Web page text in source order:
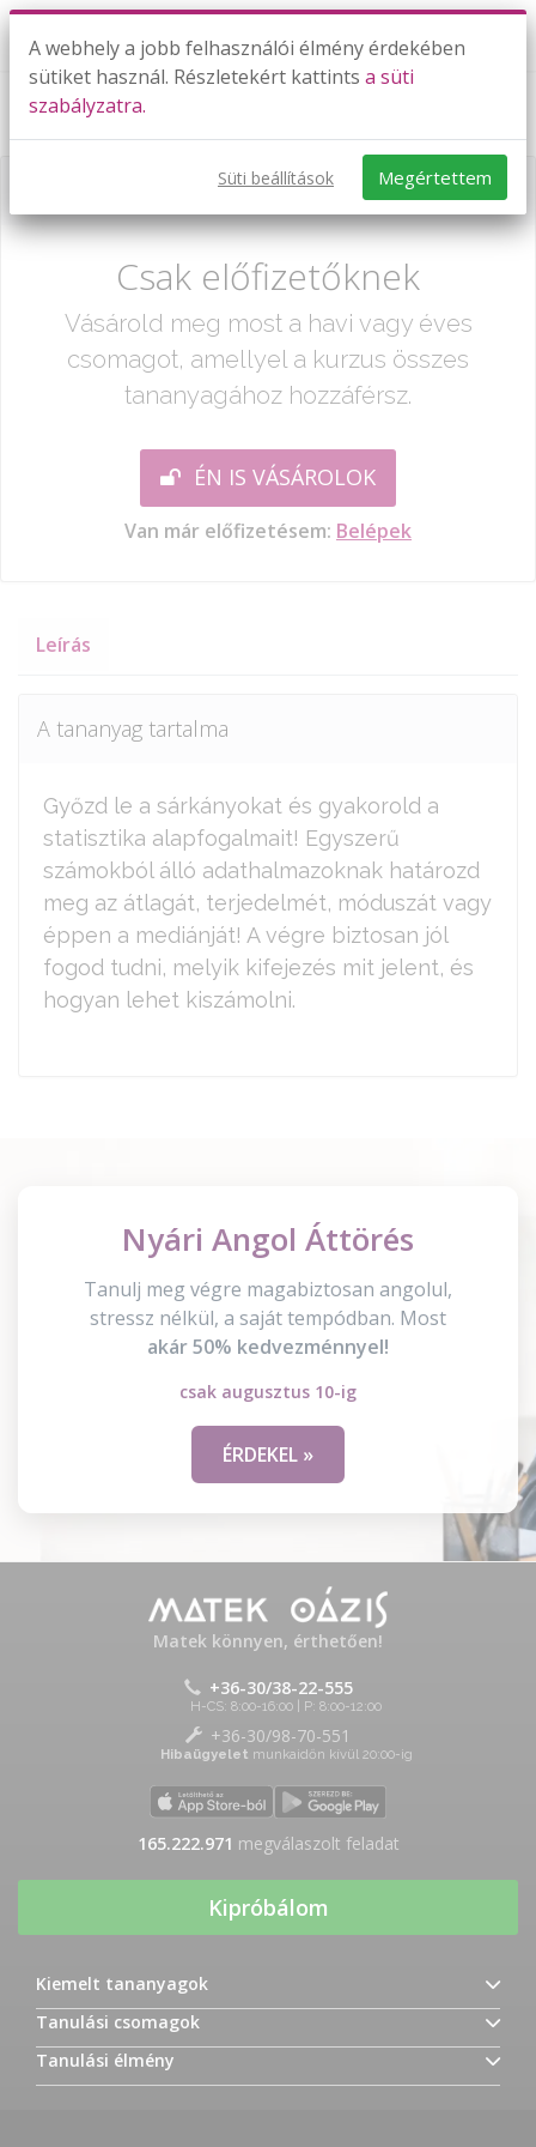
Már csak egy lépés:
Csak előfizetőknek
Vásárold meg most a havi vagy éves
csomagot, amellyel a kurzus összes
tananyagához hozzáférsz.
ÉN IS VÁSÁROLOK
Van már előfizetésem: Belépek
Leírás
A tananyag tartalma
Győzd le a sárkányokat és gyakorold a
statisztika alapfogalmait! Egyszerű
számokból álló adathalmazoknak határozd
meg az átlagát, terjedelmét, móduszát vagy
éppen a mediánját! A végre biztosan jól
fogod tudni, melyik kifejezés mit jelent, és
hogyan lehet kiszámolni.
Nyári Angol Áttörés
Tanulj meg végre magabiztosan angolul,
stressz nélkül, a saját tempódban. Most
akár 50% kedvezménnyel!
csak augusztus 10-ig
ÉRDEKEL »
Matek könnyen, érthetően!
+36-30/38-22-555
H-CS: 8:00-16:00 | P: 8:00-12:00
+36-30/98-70-551
Hibaügyelet munkaidőn kívül 20:00-ig
165.222.971 megválaszolt feladat
Kipróbálom
Kiemelt tananyagok
Tanulási csomagok
Tanulási élmény
A webhely a jobb felhasználói élmény érdekében
sütiket használ. Részletekért kattints a süti
szabályzatra.
Süti beállítások Megértettem